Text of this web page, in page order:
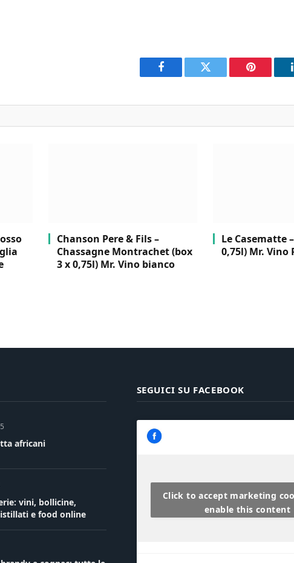
Facebook Twitter Pinterest
Chanson Pere & Fils –
Chassagne Montrachet (box
3 x 0,75l) Mr. Vino bianco
Le Casematte
0,75l) Mr. Vino
africani
vini, bollicine,
e food online
SEGUICI SU FACEBOOK
Click to accept marketing
enable this content